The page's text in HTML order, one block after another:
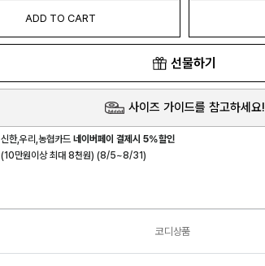
ADD TO CART
선물하기
사이즈 가이드를 참고하세요!
신한,우리,농협카드네이버페이 결제시 5%할인
(10만원이상 최대 8천원) (8/5~8/31)
코디상품